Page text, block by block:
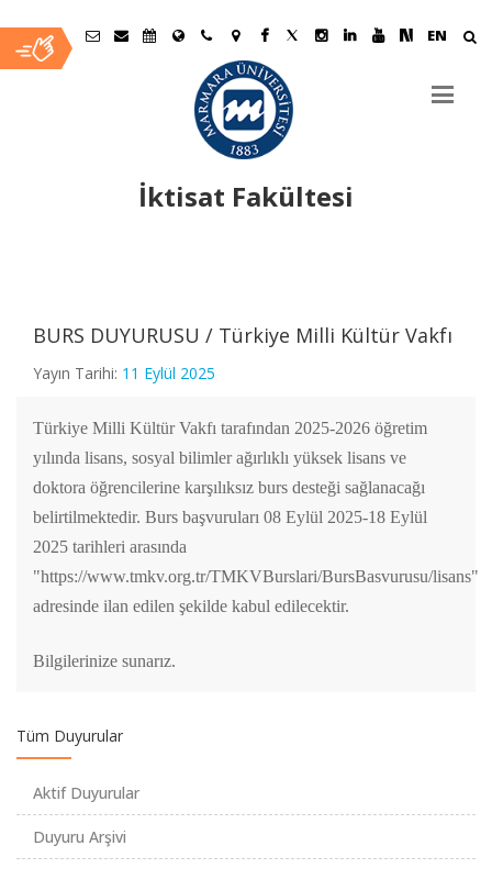
EN
İktisat Fakültesi
İçerikBURS DUYURUSU / Türkiye Milli Kültür Vakfı
Yayın Tarihi: 11 Eylül 2025
Türkiye Milli Kültür Vakfı tarafından 2025-2026 öğretim
yılında lisans, sosyal bilimler ağırlıklı yüksek lisans ve
doktora öğrencilerine karşılıksız burs desteği sağlanacağı
belirtilmektedir. Burs başvuruları 08 Eylül 2025-18 Eylül
2025 tarihleri arasında
"https://www.tmkv.org.tr/TMKVBurslari/BursBasvurusu/lisans"
adresinde ilan edilen şekilde kabul edilecektir.
Bilgilerinize sunarız.
Tüm Duyurular
Aktif Duyurular
Duyuru Arşivi
Baş Ekonomistler Konuşuyor Seminer Serisi / Erol Gürcan
Yıldırım
TEBRİK / Arş.Gör.F. Betül Yahşi
TEBRİK / Prof.Dr. Ebru Çağlayan Akay
KONFERANS / "21.YÜZYILIN İKİNCİ ÇEYREĞİNE GİRERKEN
TÜRKİYE VE DÜNYA EKONOMİSİ"